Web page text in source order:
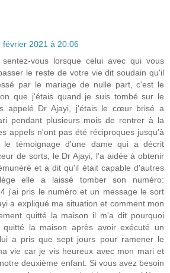
février 2021 à 20:06
vous lorsque celui avec qui vous
le reste de votre vie dit soudain qu'il
par le mariage de nulle part, c'est le
que j'étais quand je suis tombé sur le
appelé Dr Ajayi, j'étais le cœur brisé a
pendant plusieurs mois de rentrer à la
appels n'ont pas été réciproques jusqu'à
témoignage d'une dame qui a décrit
de sorts, le Dr Ajayi, l'a aidée à obtenir
et a dit qu'il était capable d'autres
elle a laissé tomber son numéro:
j'ai pris le numéro et un message le sort
a expliqué ma situation et comment mon
quitté la maison il m'a dit pourquoi
la maison après avoir exécuté un
a pris que sept jours pour ramener le
vie car je vis heureux avec mon mari et
deuxième enfant. Si vous avez besoin